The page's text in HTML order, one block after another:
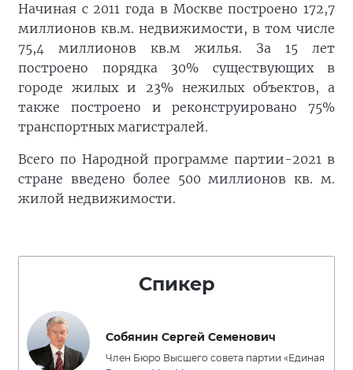
Начиная с 2011 года в Москве построено 172,7
миллионов кв.м. недвижимости, в том числе
75,4 миллионов кв.м жилья. За 15 лет
построено порядка 30% существующих в
городе жилых и 23% нежилых объектов, а
также построено и реконструировано 75%
транспортных магистралей.
Всего по Народной программе партии-2021 в
стране введено более 500 миллионов кв. м.
жилой недвижимости.
Спикер
Собянин Сергей Семенович
Член Бюро Высшего совета партии «Единая